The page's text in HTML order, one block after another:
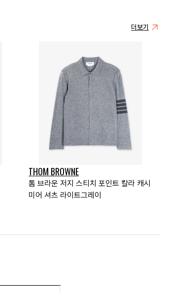
더보기
THOM BROWNE
톰 브라운 저지 스티치 포인트 칼라 캐시
미어 셔츠 라이트그레이